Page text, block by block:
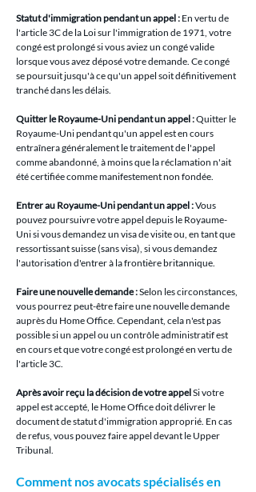
Statut d'immigration pendant un appel : En vertu de
l'article 3C de la Loi sur l'immigration de 1971, votre
congé est prolongé si vous aviez un congé valide
lorsque vous avez déposé votre demande. Ce congé
se poursuit jusqu'à ce qu'un appel soit définitivement
tranché dans les délais.
Quitter le Royaume-Uni pendant un appel : Quitter le
Royaume-Uni pendant qu'un appel est en cours
entraînera généralement le traitement de l'appel
comme abandonné, à moins que la réclamation n'ait
été certifiée comme manifestement non fondée.
Entrer au Royaume-Uni pendant un appel : Vous
pouvez poursuivre votre appel depuis le Royaume-
Uni si vous demandez un visa de visite ou, en tant que
ressortissant suisse (sans visa), si vous demandez
l'autorisation d'entrer à la frontière britannique.
Faire une nouvelle demande : Selon les circonstances,
vous pourrez peut-être faire une nouvelle demande
auprès du Home Office. Cependant, cela n'est pas
possible si un appel ou un contrôle administratif est
en cours et que votre congé est prolongé en vertu de
l'article 3C.
Après avoir reçu la décision de votre appel Si votre
appel est accepté, le Home Office doit délivrer le
document de statut d'immigration approprié. En cas
de refus, vous pouvez faire appel devant le Upper
Tribunal.
Comment nos avocats spécialisés en